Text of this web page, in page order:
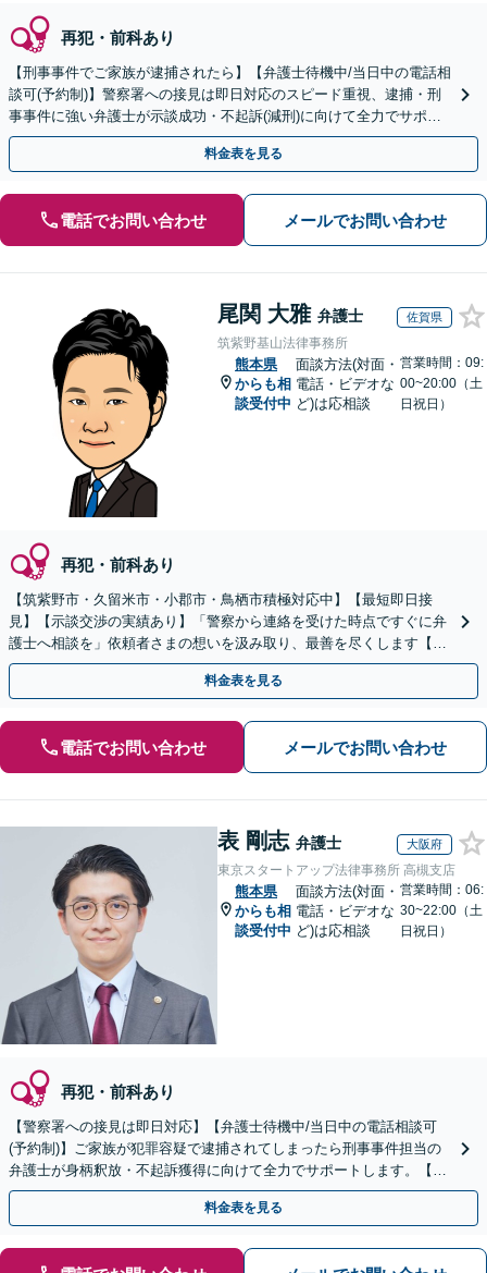
再犯・前科あり
【刑事事件でご家族が逮捕されたら】【弁護士待機中/当日中の電話相
談可(予約制)】警察署への接見は即日対応のスピード重視、逮捕・刑
事事件に強い弁護士が示談成功・不起訴(減刑)に向けて全力でサポー
トします。【加害者側の相談専門】
料金表を見る
電話でお問い合わせ メールでお問い合わせ
尾関 大雅 弁護士 佐賀県
筑紫野基山法律事務所
熊本県
からも相
談受付中
面談方法(対面・
電話・ビデオな
ど)は応相談
営業時間：09:
00~20:00（土
日祝日）
再犯・前科あり
【筑紫野市・久留米市・小郡市・鳥栖市積極対応中】【最短即日接
見】【示談交渉の実績あり】「警察から連絡を受けた時点ですぐに弁
護士へ相談を」依頼者さまの想いを汲み取り、最善を尽くします【守
秘義務厳守】【土日祝・夜間相談可】
料金表を見る
電話でお問い合わせ メールでお問い合わせ
表 剛志 弁護士 大阪府
東京スタートアップ法律事務所 高槻支店
熊本県
からも相
談受付中
面談方法(対面・
電話・ビデオな
ど)は応相談
営業時間：06:
30~22:00（土
日祝日）
再犯・前科あり
【警察署への接見は即日対応】【弁護士待機中/当日中の電話相談可
(予約制)】ご家族が犯罪容疑で逮捕されてしまったら刑事事件担当の
弁護士が身柄釈放・不起訴獲得に向けて全力でサポートします。【毎
月100名以上の相談実績】【全国対応】
料金表を見る